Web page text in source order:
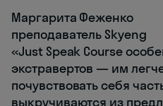
Маргарита Феженко
преподаватель Skyeng
«Just Speak Course
экстравертов — им
почувствовать себя
выкручиваются из